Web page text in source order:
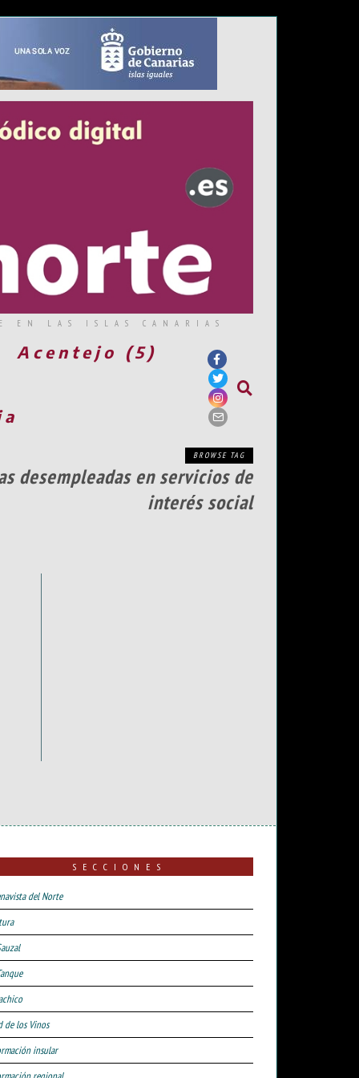
EN LAS ISLAS CANARIAS
Acentejo (5)
BROWSE TAG
desempleadas en servicios de
interés social
SECCIONES
del Norte
de los Vinos
insular